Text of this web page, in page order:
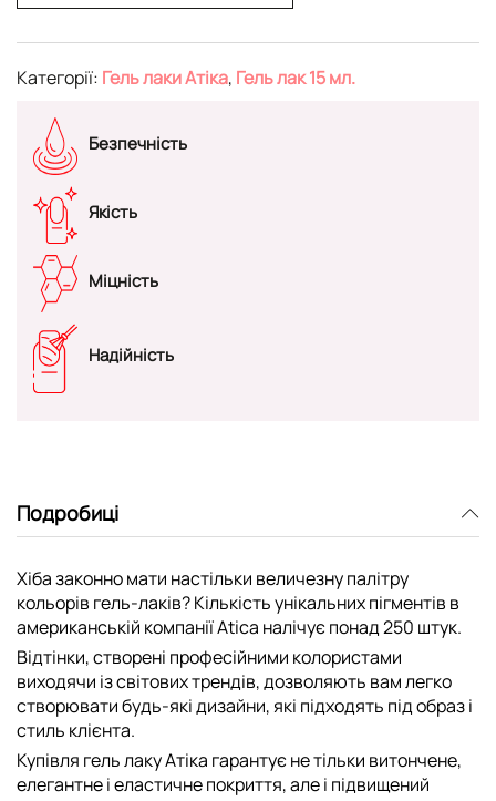
Категорії: Гель лаки Атіка, Гель лак 15 мл.
Безпечність
Якість
Міцність
Надійність
Подробиці
Хіба законно мати настільки величезну палітру
кольорів гель-лаків? Кількість унікальних пігментів в
американській компанії Atica налічує понад 250 штук.
Відтінки, створені професійними колористами
виходячи із світових трендів, дозволяють вам легко
створювати будь-які дизайни, які підходять під образ і
стиль клієнта.
Купівля гель лаку Атіка гарантує не тільки витончене,
елегантне і еластичне покриття, але і підвищений